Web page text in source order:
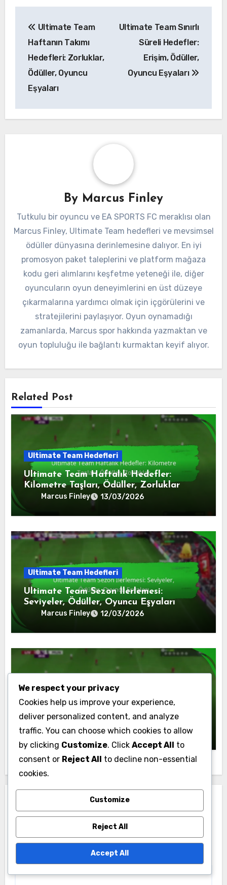
navigation
Ultimate Team
Haftanın Takımı
Hedefleri: Zorluklar,
Ödüller, Oyuncu
Eşyaları
Ultimate Team Sınırlı
Süreli Hedefler:
Erişim, Ödüller,
Oyuncu Eşyaları
By Marcus Finley
Tutkulu bir oyuncu ve EA SPORTS FC meraklısı olan
Marcus Finley, Ultimate Team hedefleri ve mevsimsel
ödüller dünyasına derinlemesine dalıyor. En iyi
promosyon paket taleplerini ve platform mağaza
kodu geri alımlarını keşfetme yeteneği ile, diğer
oyuncuların oyun deneyimlerini en üst düzeye
çıkarmalarına yardımcı olmak için içgörülerini ve
stratejilerini paylaşıyor. Oyun oynamadığı
zamanlarda, Marcus spor hakkında yazmaktan ve
oyun topluluğu ile bağlantı kurmaktan keyif alıyor.
Related Post
Ultimate Team Hedefleri
Ultimate Team Haftalık Hedefler:
Kilometre Taşları, Ödüller, Zorluklar
Marcus Finley 13/03/2026
Ultimate Team Hedefleri
Ultimate Team Sezon İlerlemesi:
Seviyeler, Ödüller, Oyuncu Eşyaları
Marcus Finley 12/03/2026
Ultimate Team Hedefleri
Ultimate Team Ayın En İyi Oyuncusu
Hedefleri: Zorluklar, Ödüller, Oyuncu
EşyalarıMarcus Finley 09/03/2026
Leave a Reply
Your email address will not be published.
fields are marked*
We respect your privacy
Cookies help us improve your experience,
deliver personalized content, and analyze
traffic. You can choose which cookies to allow
by clicking Customize. Click Accept All to
consent or Reject All to decline non-essential
cookies.
Customize
Reject All
Accept All